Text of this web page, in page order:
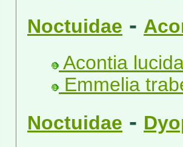
Noctuidae -
Acontia
Emmelia
Noctuidae -